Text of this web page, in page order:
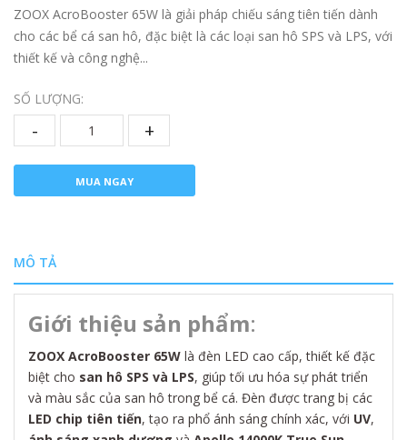
ZOOX AcroBooster 65W là giải pháp chiếu sáng tiên tiến dành
cho các bể cá san hô, đặc biệt là các loại san hô SPS và LPS, với
thiết kế và công nghệ...
SỐ LƯỢNG:
- +
MUA NGAY
MÔ TẢ
Giới thiệu sản phẩm:
ZOOX AcroBooster 65W là đèn LED cao cấp, thiết kế đặc
biệt cho san hô SPS và LPS, giúp tối ưu hóa sự phát triển
và màu sắc của san hô trong bể cá. Đèn được trang bị các
LED chip tiên tiến, tạo ra phổ ánh sáng chính xác, với UV,